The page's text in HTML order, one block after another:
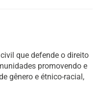
que defende o direito
promovendo e
gênero e étnico-racial,